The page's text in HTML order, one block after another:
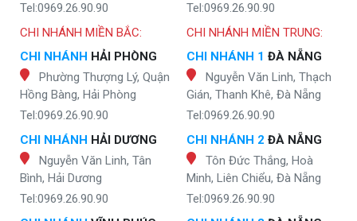
Tel:0969.26.90.90
Tel:0969.26.90.90
CHI NHÁNH MIỀN BẮC:
CHI NHÁNH HẢI PHÒNG
Phường Thượng Lý, Quận
Hồng Bàng, Hải Phòng
Tel:0969.26.90.90
CHI NHÁNH HẢI DƯƠNG
Nguyễn Văn Linh, Tân
Bình, Hải Dương
Tel:0969.26.90.90
CHI NHÁNH MIỀN TRUNG:
CHI NHÁNH 1 ĐÀ NẴNG
Nguyễn Văn Linh, Thạch
Gián, Thanh Khê, Đà Nẵng
Tel:0969.26.90.90
CHI NHÁNH 2 ĐÀ NẴNG
Tôn Đức Thắng, Hoà
Minh, Liên Chiểu, Đà Nẵng
Tel:0969.26.90.90